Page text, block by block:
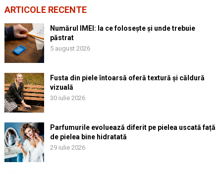
ARTICOLE RECENTE
Numărul IMEI: la ce folosește și unde trebuie
păstrat
5 august 2026
Fusta din piele întoarsă oferă textură și căldură
vizuală
30 iulie 2026
Parfumurile evoluează diferit pe pielea uscată față
de pielea bine hidratată
29 iulie 2026